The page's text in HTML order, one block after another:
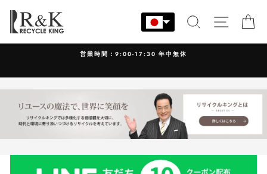
ン
す
検索 サイト
営業時間：9:00-17:30 年中無休